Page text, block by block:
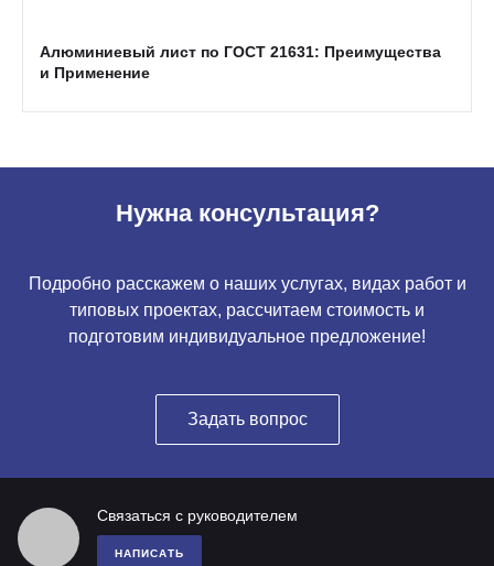
Алюминиевый лист по ГОСТ 21631: Преимущества
и Применение
Нужна консультация?
Подробно расскажем о наших услугах, видах работ и
типовых проектах, рассчитаем стоимость и
подготовим индивидуальное предложение!
Задать вопрос
Связаться с руководителем
НАПИСАТЬ